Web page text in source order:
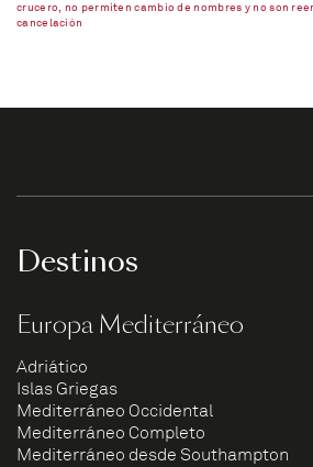
crucero, no permiten cambio de nombres y no son
cancelación
Destinos
Europa Mediterráneo
Adriático
Islas Griegas
Mediterráneo Occidental
Mediterráneo Completo
Mediterráneo desde Southampton